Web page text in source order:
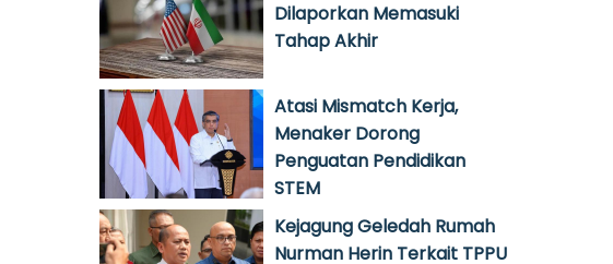
Dilaporkan Memasuki
Tahap Akhir
Atasi Mismatch Kerja,
Menaker Dorong
Penguatan Pendidikan
STEM
Kejagung Geledah Rumah
Nurman Herin Terkait TPPU